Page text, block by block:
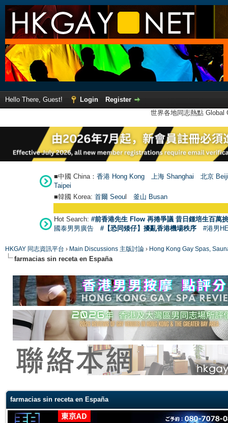
Hello There, Guest! Login
Register
世界各地同志熱點
■中國 China： 香港 Hong Kong 上海 Shanghai
北京
Taipei
■韓國 Korea: 首爾 Seoul 釜山 Busan
Hot Search: #前香港先生 Flow 再捲爭議 昔日鍾培生百萬
國泰男男廣告
#【恐同矮仔】擾亂香港機場秩序 #港男
HKGAY 同志資訊平台 › Main Discussions 主版討論 › Hong Kong Gay Spas,
farmacias sin receta en España
farmacias sin receta en España